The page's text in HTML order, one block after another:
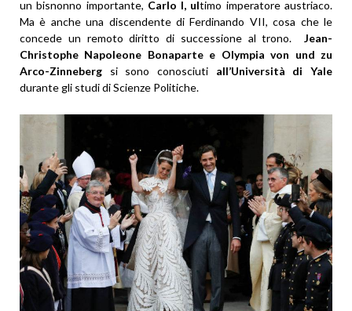
un bisnonno importante, Carlo I, ultimo imperatore austriaco.
Ma è anche una discendente di Ferdinando VII, cosa che le
concede un remoto diritto di successione al trono. Jean-
Christophe Napoleone Bonaparte e Olympia von und zu
Arco-Zinneberg si sono conosciuti all’Università di Yale
durante gli studi di Scienze Politiche.